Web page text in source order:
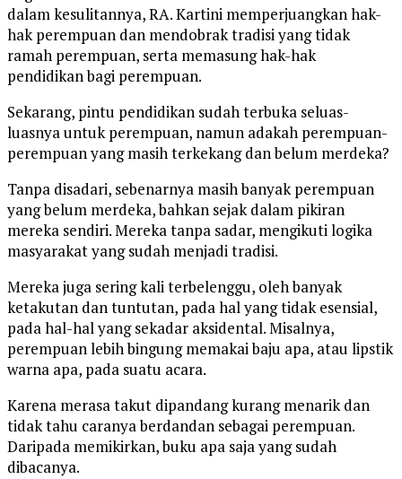
dalam kesulitannya, RA. Kartini memperjuangkan hak-
hak perempuan dan mendobrak tradisi yang tidak
ramah perempuan, serta memasung hak-hak
pendidikan bagi perempuan.
Sekarang, pintu pendidikan sudah terbuka seluas-
luasnya untuk perempuan, namun adakah perempuan-
perempuan yang masih terkekang dan belum merdeka?
Tanpa disadari, sebenarnya masih banyak perempuan
yang belum merdeka, bahkan sejak dalam pikiran
mereka sendiri. Mereka tanpa sadar, mengikuti logika
masyarakat yang sudah menjadi tradisi.
Mereka juga sering kali terbelenggu, oleh banyak
ketakutan dan tuntutan, pada hal yang tidak esensial,
pada hal-hal yang sekadar aksidental. Misalnya,
perempuan lebih bingung memakai baju apa, atau lipstik
warna apa, pada suatu acara.
Karena merasa takut dipandang kurang menarik dan
tidak tahu caranya berdandan sebagai perempuan.
Daripada memikirkan, buku apa saja yang sudah
dibacanya.